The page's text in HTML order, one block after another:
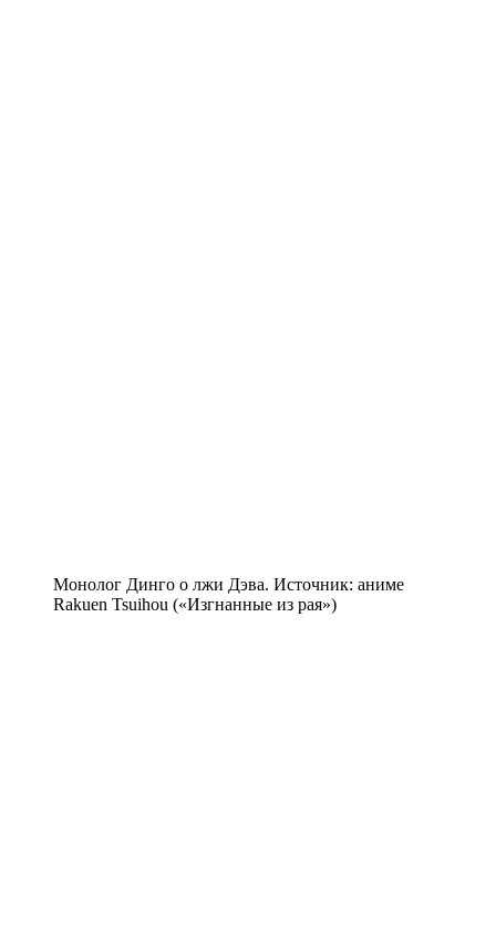
Монолог Динго о лжи Дэва. Источник: аниме
Rakuen Tsuihou («Изгнанные из рая»)